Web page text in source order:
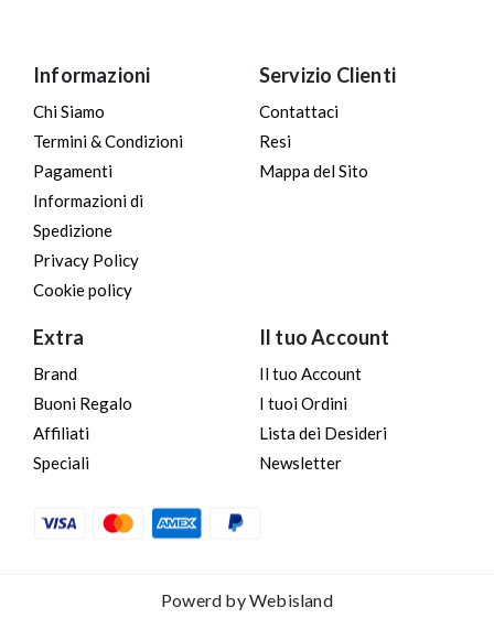
Informazioni
Chi Siamo
Termini & Condizioni
Pagamenti
Informazioni di
Spedizione
Privacy Policy
Cookie policy
Servizio Clienti
Contattaci
Resi
Mappa del Sito
Extra
Brand
Buoni Regalo
Affiliati
Speciali
Il tuo Account
Il tuo Account
I tuoi Ordini
Lista dei Desideri
Newsletter
Powerd byWebisland